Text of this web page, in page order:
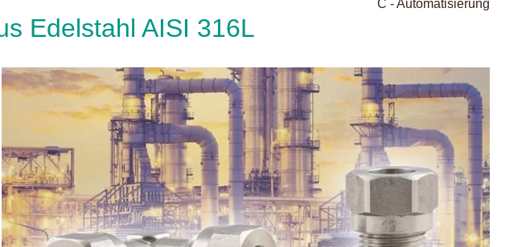
C - Automatisierung
Edelstahl AISI 316L